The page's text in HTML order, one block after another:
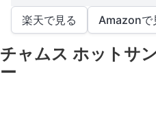
楽天で見る Amazonで
チャムス ホットサ
ー